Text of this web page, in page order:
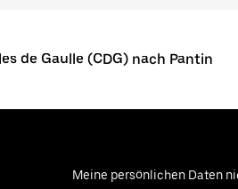
de Gaulle (CDG) nach Pantin
Meine persönlichen Daten